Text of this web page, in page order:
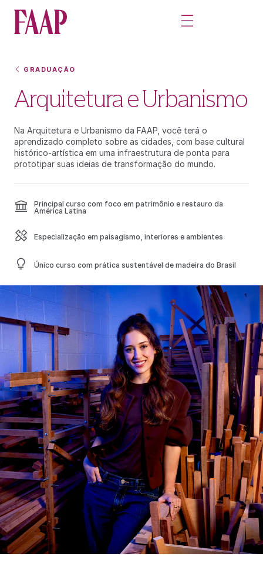
GRADUAÇÃO
Arquitetura e Urbanismo
Na Arquitetura e Urbanismo da FAAP, você terá o
aprendizado completo sobre as cidades, com base cultural
histórico-artística em uma infraestrutura de ponta para
prototipar suas ideias de transformação do mundo.
Principal curso com foco em patrimônio e restauro da
América Latina
Especialização em paisagismo, interiores e ambientes
Único curso com prática sustentável de madeira do Brasil